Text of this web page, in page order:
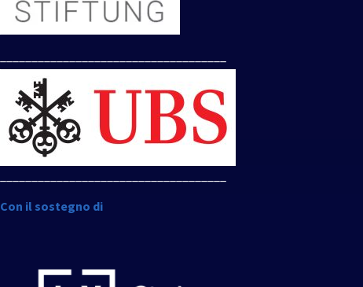
Con il sostegno di